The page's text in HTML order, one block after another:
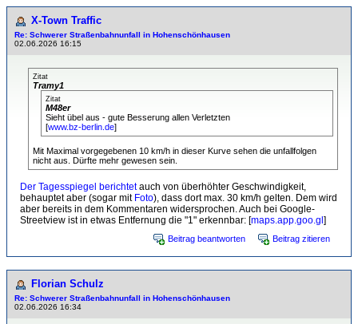
X-Town Traffic
Re: Schwerer Straßenbahnunfall in Hohenschönhausen
02.06.2026 16:15
Zitat
Tramy1
Zitat
M48er
Sieht übel aus - gute Besserung allen Verletzten
[www.bz-berlin.de]
Mit Maximal vorgegebenen 10 km/h in dieser Kurve sehen die unfallfolgen
nicht aus. Dürfte mehr gewesen sein.
Der Tagesspiegel berichtetauch von überhöhter Geschwindigkeit,
behauptet aber (sogar mit Foto), dass dort max. 30 km/h gelten. Dem wird
aber bereits in dem Kommentaren widersprochen. Auch bei Google-
Streetview ist in etwas Entfernung die "1" erkennbar: [maps.app.goo.gl ]
Beitrag beantworten Beitrag zitieren
Florian Schulz
Re: Schwerer Straßenbahnunfall in Hohenschönhausen
02.06.2026 16:34